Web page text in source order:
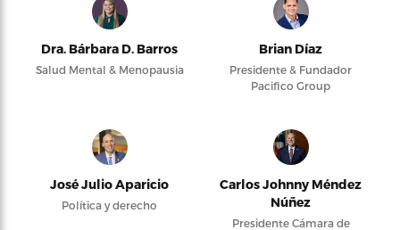
Dra. Bárbara D. Barros
Salud Mental & Menopausia
Brian Díaz
Presidente & Fundador
Pacifico Group
José Julio Aparicio
Política y derecho
Carlos Johnny Méndez
Núñez
Presidente Cámara de